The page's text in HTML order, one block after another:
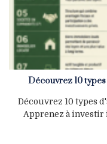
Découvrez 10
Découvrez 10 types
Apprenez à investir